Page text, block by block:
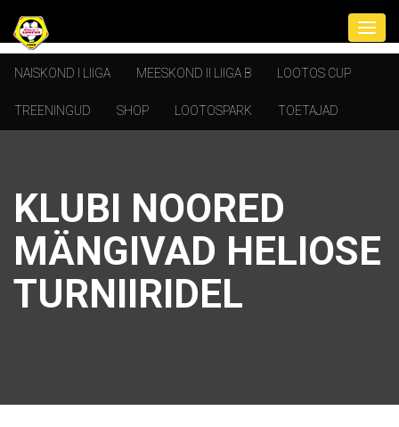
NAISKOND I LIIGA MEESKOND II LIIGA B LOOTOS CUP
TREENINGUD SHOP LOOTOSPARK TOETAJAD
KLUBI NOORED
MÄNGIVAD HELIOSE
TURNIIRIDEL